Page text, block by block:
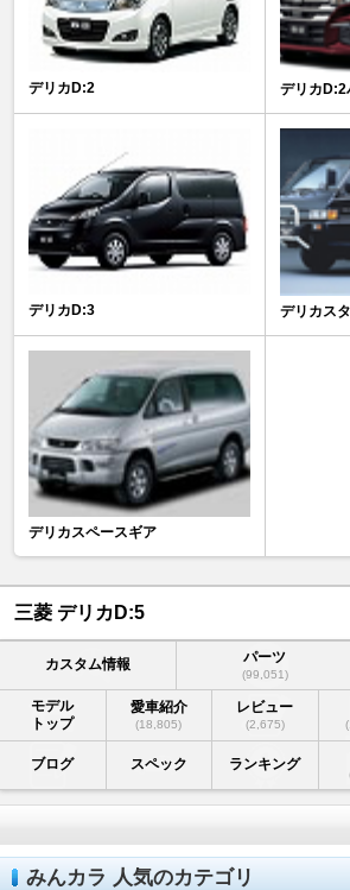
デリカD:2 デリカD:2
デリカD:3 デリカス
デリカスペースギア
三菱 デリカD:5
カスタム情報 パーツ
(99,051)
モデル
トップ
愛車紹介
(18,805)
レビュー
(2,675)
ブログ スペック ランキング
みんカラ 人気のカテゴリ